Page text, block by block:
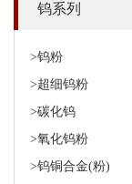
钨系列
>钨粉
>超细钨粉
>碳化钨
>氧化钨粉
>钨铜合金(粉)